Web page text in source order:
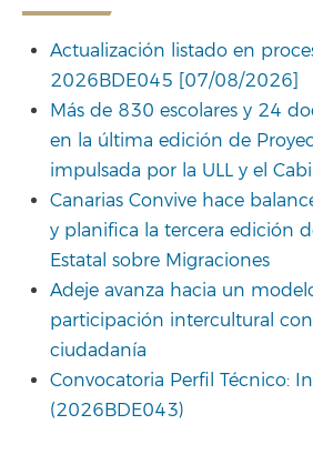
Actualización listado en
2026BDE045 [07/08/2026]
Más de 830 escolares y 24
en la última edición de
impulsada por la ULL y el
Canarias Convive hace
y planifica la tercera edición
Estatal sobre Migraciones
Adeje avanza hacia un
participación intercultural
ciudadanía
Convocatoria Perfil Técnico:
(2026BDE043)